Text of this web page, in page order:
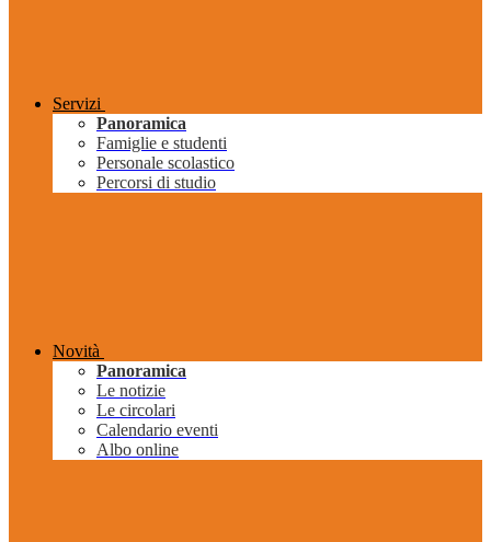
Servizi
Panoramica
Famiglie e studenti
Personale scolastico
Percorsi di studio
Novità
Panoramica
Le notizie
Le circolari
Calendario eventi
Albo online